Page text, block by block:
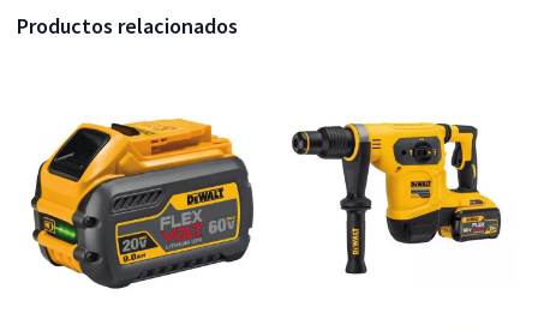
Productos relacionados